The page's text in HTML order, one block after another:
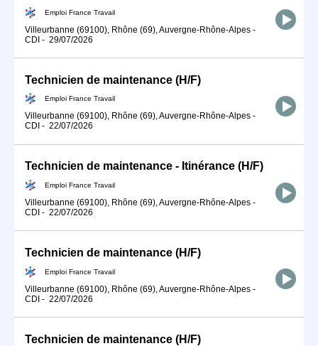
Emploi France Travail
Villeurbanne (69100), Rhône (69), Auvergne-Rhône-Alpes -
CDI - 29/07/2026
Technicien de maintenance (H/F)
Emploi France Travail
Villeurbanne (69100), Rhône (69), Auvergne-Rhône-Alpes -
CDI - 22/07/2026
Technicien de maintenance - Itinérance (H/F)
Emploi France Travail
Villeurbanne (69100), Rhône (69), Auvergne-Rhône-Alpes -
CDI - 22/07/2026
Technicien de maintenance (H/F)
Emploi France Travail
Villeurbanne (69100), Rhône (69), Auvergne-Rhône-Alpes -
CDI - 22/07/2026
Technicien de maintenance (H/F)